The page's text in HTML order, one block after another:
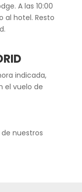
A las 10:00
al hotel. Resto
indicada,
el vuelo de
de nuestros